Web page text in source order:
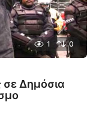
1 0
σε Δημόσια